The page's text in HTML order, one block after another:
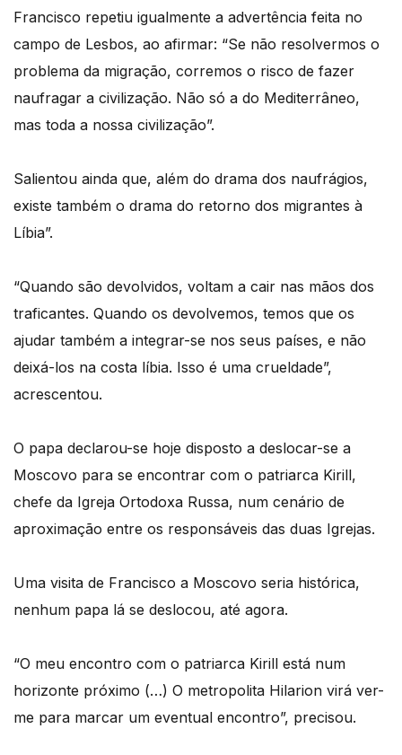
Francisco repetiu igualmente a advertência feita no
campo de Lesbos, ao afirmar: “Se não resolvermos o
problema da migração, corremos o risco de fazer
naufragar a civilização. Não só a do Mediterrâneo,
mas toda a nossa civilização”.
Salientou ainda que, além do drama dos naufrágios,
existe também o drama do retorno dos migrantes à
Líbia”.
“Quando são devolvidos, voltam a cair nas mãos dos
traficantes. Quando os devolvemos, temos que os
ajudar também a integrar-se nos seus países, e não
deixá-los na costa líbia. Isso é uma crueldade”,
acrescentou.
O papa declarou-se hoje disposto a deslocar-se a
Moscovo para se encontrar com o patriarca Kirill,
chefe da Igreja Ortodoxa Russa, num cenário de
aproximação entre os responsáveis das duas Igrejas.
Uma visita de Francisco a Moscovo seria histórica,
nenhum papa lá se deslocou, até agora.
“O meu encontro com o patriarca Kirill está num
horizonte próximo (…) O metropolita Hilarion virá ver-
me para marcar um eventual encontro”, precisou.